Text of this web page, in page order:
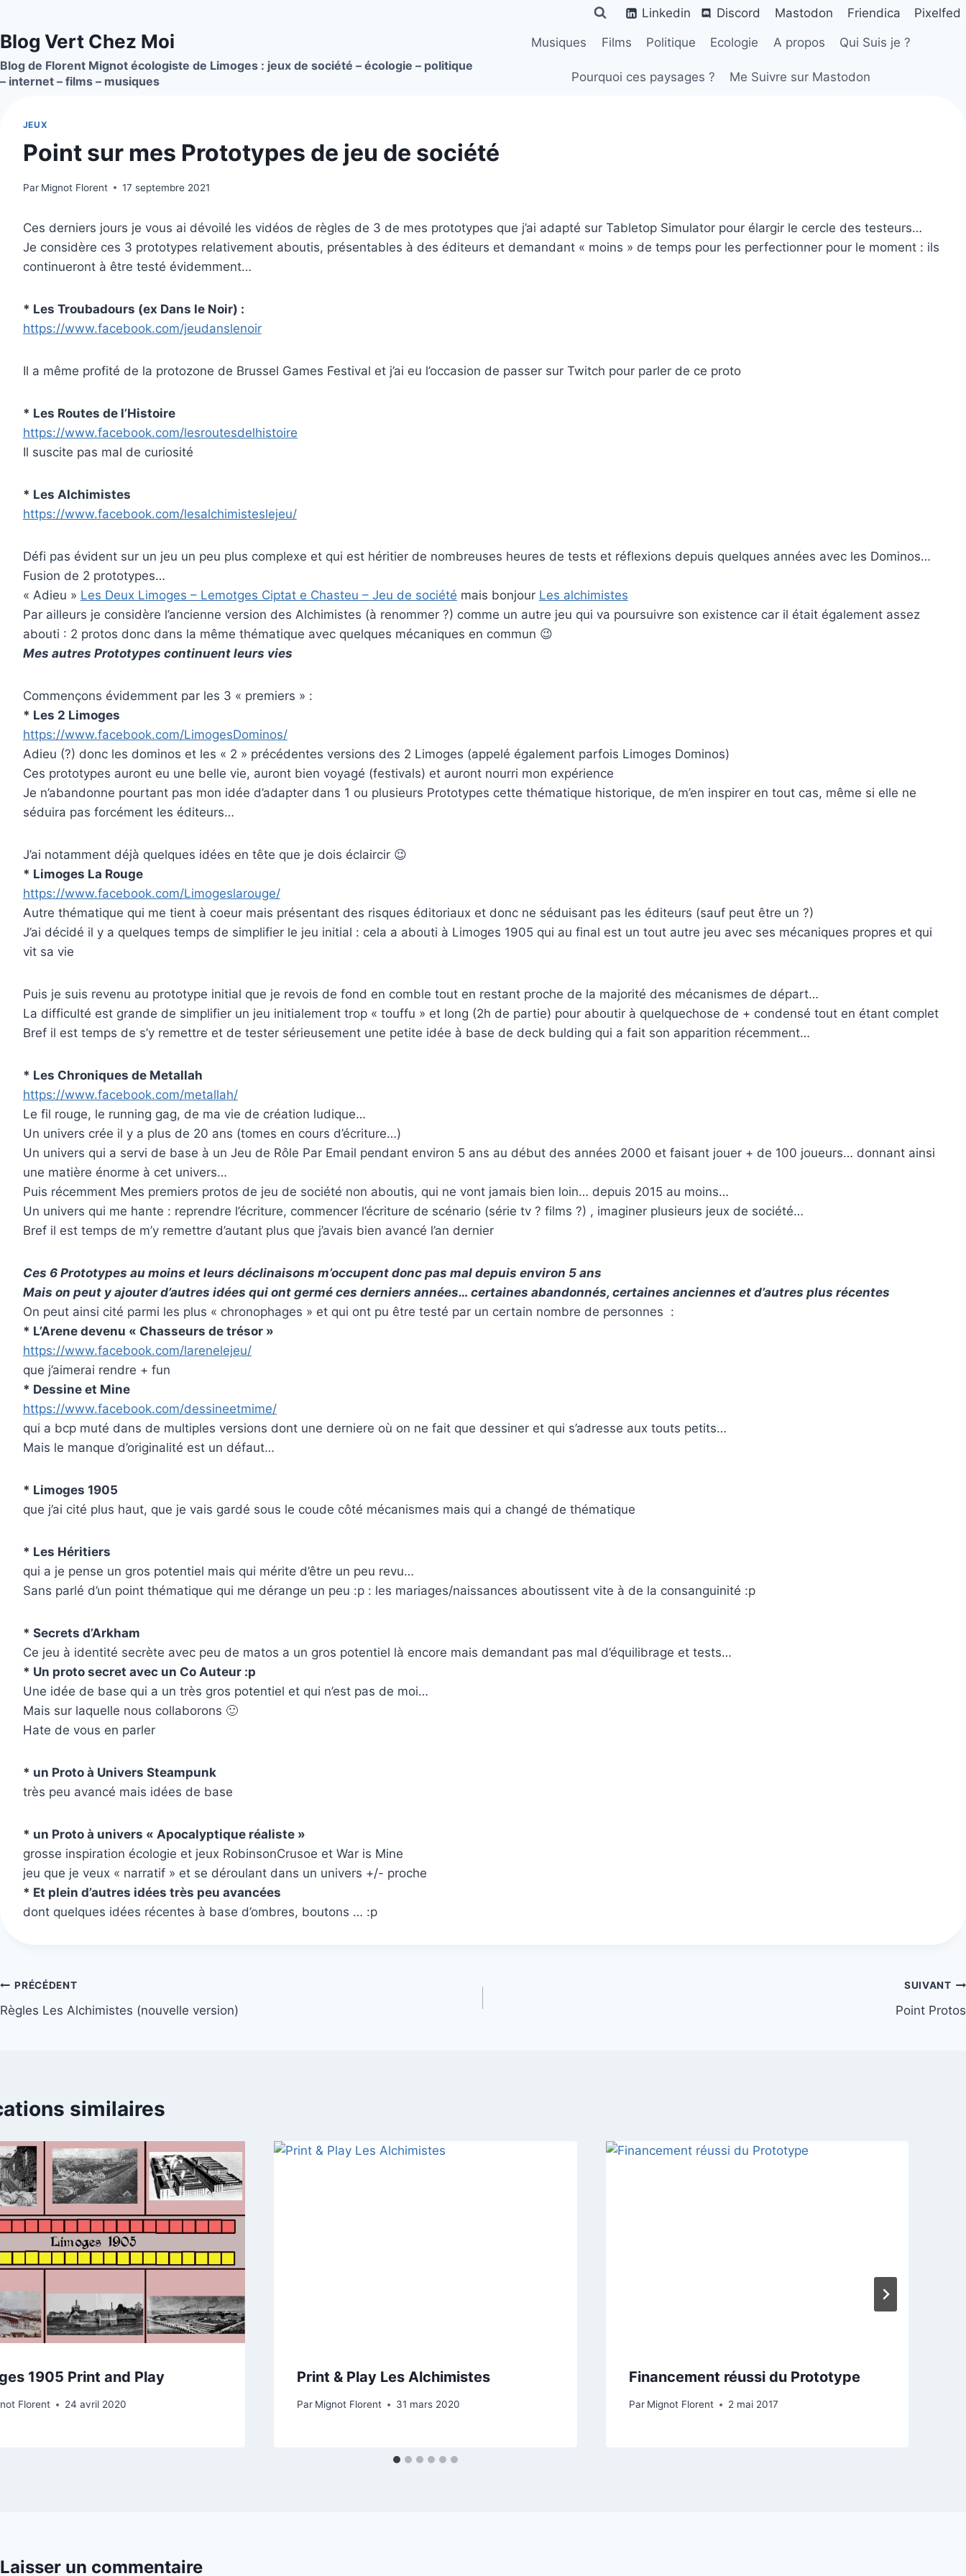
contenu
Linkedin Discord Mastodon Friendica Pixelfed
Blog Vert Chez Moi
Blog de Florent Mignot écologiste de Limoges : jeux de société – écologie – politique
– internet – films – musiques
Musiques Films Politique Ecologie A propos Qui Suis je ?
Pourquoi ces paysages ? Me Suivre sur Mastodon
JEUX
Point sur mes Prototypes de jeu de société
Par Mignot Florent 17 septembre 2021
Ces derniers jours je vous ai dévoilé les vidéos de règles de 3 de mes prototypes que j’ai adapté sur Tabletop Simulator pour élargir le cercle des testeurs…
Je considère ces 3 prototypes relativement aboutis, présentables à des éditeurs et demandant « moins » de temps pour les perfectionner pour le moment : ils
continueront à être testé évidemment…
* Les Troubadours (ex Dans le Noir) :
https://www.facebook.com/jeudanslenoir
Il a même profité de la protozone de Brussel Games Festival et j’ai eu l’occasion de passer sur Twitch pour parler de ce proto
* Les Routes de l’Histoire
https://www.facebook.com/lesroutesdelhistoire
Il suscite pas mal de curiosité
* Les Alchimistes
https://www.facebook.com/lesalchimisteslejeu/
Défi pas évident sur un jeu un peu plus complexe et qui est héritier de nombreuses heures de tests et réflexions depuis quelques années avec les Dominos…
Fusion de 2 prototypes…
« Adieu » Les Deux Limoges – Lemotges Ciptat e Chasteu – Jeu de société mais bonjour Les alchimistes
Par ailleurs je considère l’ancienne version des Alchimistes (à renommer ?) comme un autre jeu qui va poursuivre son existence car il était également assez
abouti : 2 protos donc dans la même thématique avec quelques mécaniques en commun 😉
Mes autres Prototypes continuent leurs vies
Commençons évidemment par les 3 « premiers » :
* Les 2 Limoges
https://www.facebook.com/LimogesDominos/
Adieu (?) donc les dominos et les « 2 » précédentes versions des 2 Limoges (appelé également parfois Limoges Dominos)
Ces prototypes auront eu une belle vie, auront bien voyagé (festivals) et auront nourri mon expérience
Je n’abandonne pourtant pas mon idée d’adapter dans 1 ou plusieurs Prototypes cette thématique historique, de m’en inspirer en tout cas, même si elle ne
séduira pas forcément les éditeurs…
J’ai notamment déjà quelques idées en tête que je dois éclaircir 😉
* Limoges La Rouge
https://www.facebook.com/Limogeslarouge/
Autre thématique qui me tient à coeur mais présentant des risques éditoriaux et donc ne séduisant pas les éditeurs (sauf peut être un ?)
J’ai décidé il y a quelques temps de simplifier le jeu initial : cela a abouti à Limoges 1905 qui au final est un tout autre jeu avec ses mécaniques propres et qui
vit sa vie
Puis je suis revenu au prototype initial que je revois de fond en comble tout en restant proche de la majorité des mécanismes de départ…
La difficulté est grande de simplifier un jeu initialement trop « touffu » et long (2h de partie) pour aboutir à quelquechose de + condensé tout en étant complet
Bref il est temps de s’y remettre et de tester sérieusement une petite idée à base de deck bulding qui a fait son apparition récemment…
* Les Chroniques de Metallah
https://www.facebook.com/metallah/
Le fil rouge, le running gag, de ma vie de création ludique…
Un univers crée il y a plus de 20 ans (tomes en cours d’écriture…)
Un univers qui a servi de base à un Jeu de Rôle Par Email pendant environ 5 ans au début des années 2000 et faisant jouer + de 100 joueurs… donnant ainsi
une matière énorme à cet univers…
Puis récemment Mes premiers protos de jeu de société non aboutis, qui ne vont jamais bien loin… depuis 2015 au moins…
Un univers qui me hante : reprendre l’écriture, commencer l’écriture de scénario (série tv ? films ?) , imaginer plusieurs jeux de société…
Bref il est temps de m’y remettre d’autant plus que j’avais bien avancé l’an dernier
Ces 6 Prototypes au moins et leurs déclinaisons m’occupent donc pas mal depuis environ 5 ans
Mais on peut y ajouter d’autres idées qui ont germé ces derniers années… certaines abandonnés, certaines anciennes et d’autres plus récentes
On peut ainsi cité parmi les plus « chronophages » et qui ont pu être testé par un certain nombre de personnes :
* L’Arene devenu « Chasseurs de trésor »
https://www.facebook.com/larenelejeu/
que j’aimerai rendre + fun
* Dessine et Mine
https://www.facebook.com/dessineetmime/
qui a bcp muté dans de multiples versions dont une derniere où on ne fait que dessiner et qui s’adresse aux touts petits…
Mais le manque d’originalité est un défaut…
* Limoges 1905
que j’ai cité plus haut, que je vais gardé sous le coude côté mécanismes mais qui a changé de thématique
* Les Héritiers
qui a je pense un gros potentiel mais qui mérite d’être un peu revu…
Sans parlé d’un point thématique qui me dérange un peu :p : les mariages/naissances aboutissent vite à de la consanguinité :p
* Secrets d’Arkham
Ce jeu à identité secrète avec peu de matos a un gros potentiel là encore mais demandant pas mal d’équilibrage et tests…
* Un proto secret avec un Co Auteur :p
Une idée de base qui a un très gros potentiel et qui n’est pas de moi…
Mais sur laquelle nous collaborons 🙂
Hate de vous en parler
* un Proto à Univers Steampunk
très peu avancé mais idées de base
* un Proto à univers « Apocalyptique réaliste »
grosse inspiration écologie et jeux RobinsonCrusoe et War is Mine
jeu que je veux « narratif » et se déroulant dans un univers +/- proche
* Et plein d’autres idées très peu avancées
dont quelques idées récentes à base d’ombres, boutons … :p
Navigation
de
PRÉCÉDENT
Règles Les Alchimistes (nouvelle version)
SUIVANT
Point Protos
similaires
1905 Print and Play
Florent 24 avril 2020
Print & Play Les Alchimistes
Par Mignot Florent 31 mars 2020
Financement réussi du Prototype
Par Mignot Florent 2 mai 2017
Laisser un commentaire